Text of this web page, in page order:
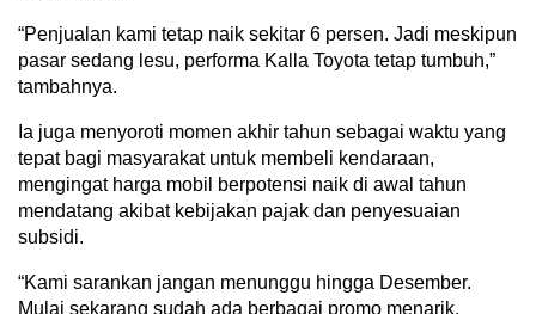
“Penjualan kami tetap naik sekitar 6 persen. Jadi meskipun
pasar sedang lesu, performa Kalla Toyota tetap tumbuh,”
tambahnya.
Ia juga menyoroti momen akhir tahun sebagai waktu yang
tepat bagi masyarakat untuk membeli kendaraan,
mengingat harga mobil berpotensi naik di awal tahun
mendatang akibat kebijakan pajak dan penyesuaian
subsidi.
“Kami sarankan jangan menunggu hingga Desember.
Mulai sekarang sudah ada berbagai promo menarik,